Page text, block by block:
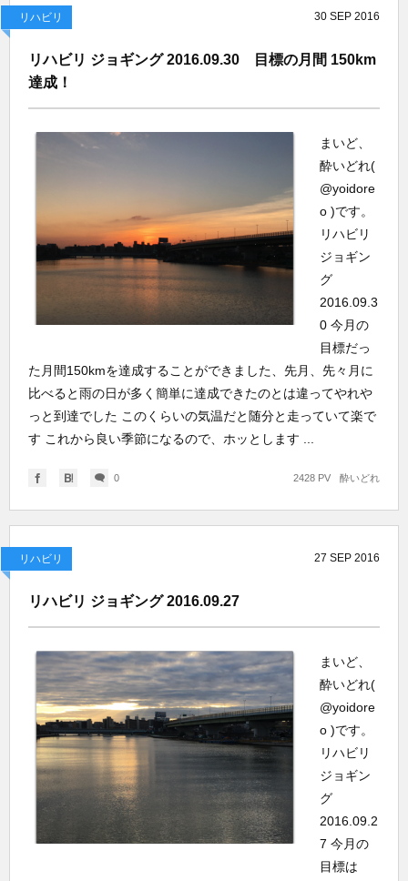
リハビリ 30 SEP 2016
リハビリ ジョギング 2016.09.30 目標の月間 150km
達成！
まいど、
酔いどれ(
@yoidore
o )です。
リハビリ
ジョギン
グ
2016.09.3
0 今月の
目標だっ
た月間150kmを達成することができました、先月、先々月に
比べると雨の日が多く簡単に達成できたのとは違ってやれや
っと到達でした このくらいの気温だと随分と走っていて楽で
す これから良い季節になるので、ホッとします ...
0 酔いどれ
2428 PV
リハビリ 27 SEP 2016
リハビリ ジョギング 2016.09.27
まいど、
酔いどれ(
@yoidore
o )です。
リハビリ
ジョギン
グ
2016.09.2
7 今月の
目標は